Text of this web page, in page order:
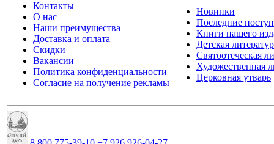
Контакты
О нас
Наши преимущества
Доставка и оплата
Скидки
Вакансии
Политика конфиденциальности
Согласие на получение рекламы
Новинки
Последние
Книги нашего
Детская
Святоотеческая
Художественная
Церковная утварь